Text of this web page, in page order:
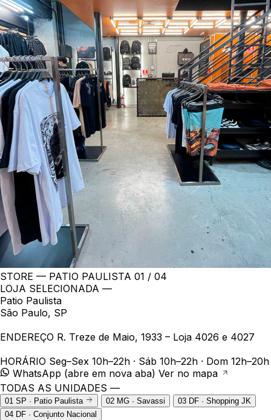
STORE — PATIO PAULISTA 01 / 04
LOJA SELECIONADA —
Patio Paulista
São Paulo, SP
ENDEREÇO R. Treze de Maio, 1933 – Loja 4026 e 4027
HORÁRIO Seg–Sex 10h–22h · Sáb 10h–22h · Dom 12h–20h
WhatsApp (abre em nova aba) Ver no mapa
TODAS AS UNIDADES —
01 SP · Patio Paulista 02 MG · Savassi 03 DF · Shopping JK
04 DF · Conjunto Nacional